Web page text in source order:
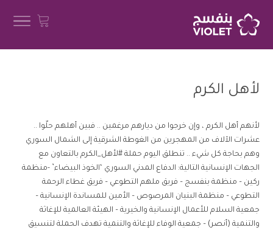
لأهل الكرم
لأنهم أهل الكرم ، وإن خرجوا من ديارهم مرغمين .. فبين أهلهم حلّوا ..
عشرات الآلاف من المهجرين من الغوطة الشرقية إلى الشمال السوري
وهم بحاجة كل شيء .. تنطلق اليوم حملة #لأهل_الكرم بالتعاون مع
الجهات الإنسانية التالية: الدفاع المدني السوري ‘الخوذ البيضاء’ -منظمة
ركين – منظمة بنفسج – فريق ملهم التطوعي – فريق غطاء الرحمة
التطوعي – منظمة البنيان المرصوص – الأمين للمساندة الإنسانية –
جمعية السلام للأعمال الإنسانية والخيرية – الهيئة العالمية للإغاثة
والتنمية (أنصر) – جمعية الوفاء للإغاثة والتنمية تهدف الحملة لتنسيق